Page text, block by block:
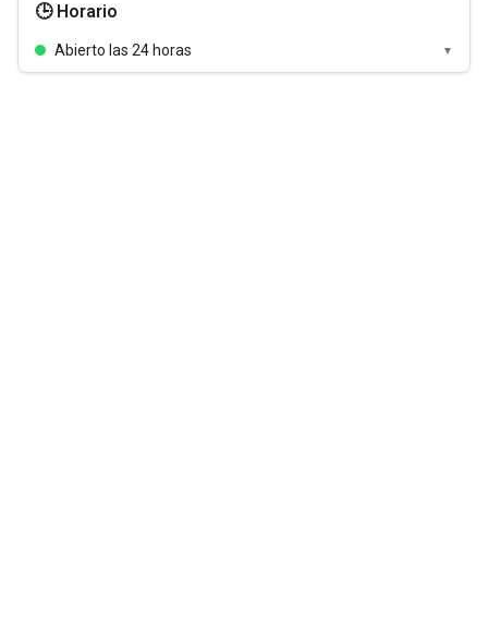
🕒 Horario
Abierto las 24 horas ▼